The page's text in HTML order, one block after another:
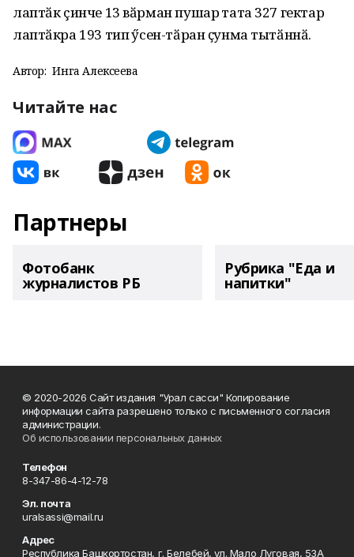
лаптӑк çинче 13 вӑрман пушарӗ тата 327 гектар
лаптӑкра 193 типӗ ӳсен-тӑран ҫунма тытӑннӑ.
Автор: Инга Алексеева
Читайте нас
Партнеры
Фотобанк
журналистов РБ
Рубрика "Еда и
напитки"
© 2020-2026 Сайт издания "Урал сасси" Копирование
информации сайта разрешено только с письменного согласия
администрации.
Об использовании персональных данных
Телефон
8-347-86-4-12-78
Эл. почта
uralsassi@mail.ru
Адрес
Республика Башкортостан, г. Белебей, ул. Мало Луговая, 53А